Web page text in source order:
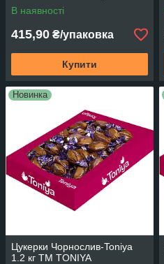
В наявності
415,90 ₴/упаковка
Купити
Новинка
Цукерки Чорнослив-Toniya
1.2 кг TM TONIYA